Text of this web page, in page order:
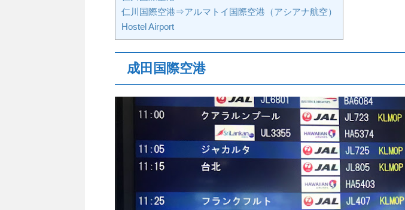
仁川国際空港⇒アルマトイ国際空港（アシアナ航空）
Hostel Airport
成田国際空港